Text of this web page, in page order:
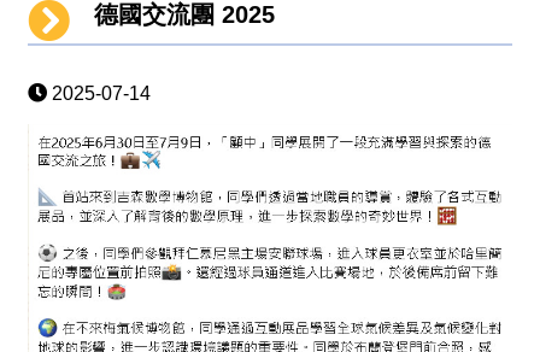
德國交流團 2025
2025-07-14